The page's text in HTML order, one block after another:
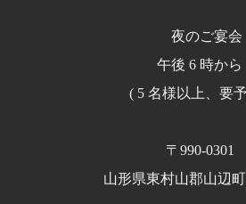
夜のご宴会
午後 6 時から
( 5 名様以上、要
〒990-0301
山形県東村山郡山辺